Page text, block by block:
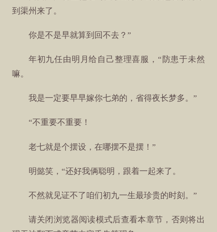
到渠州来了。
你是不是早就算到回不去？”
年初九任由明月给自己整理喜服，“防患于未然
嘛。
我是一定要早早嫁你七弟的，省得夜长梦多。”
“不重要不重要！
老七就是个摆设，在哪摆不是摆！”
明懿笑，“还好我俩聪明，跟着一起来了。
不然就见证不了咱们初九一生最珍贵的时刻。”
请关闭浏览器阅读模式后查看本章节，否则将出